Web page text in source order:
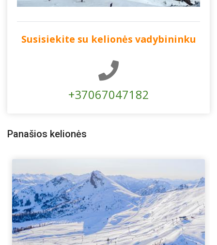
Susisiekite su kelionės vadybininku
+37067047182
Panašios kelionės